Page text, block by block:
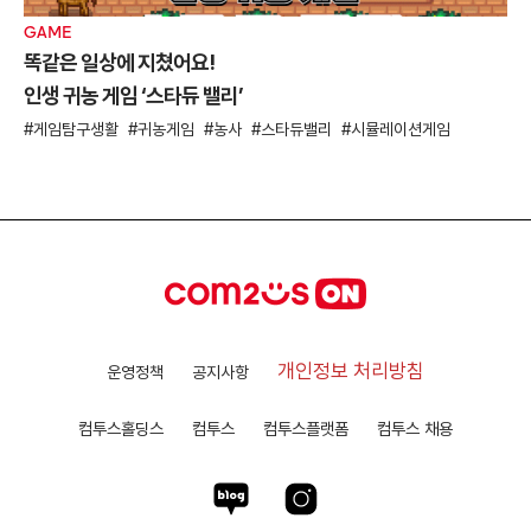
GAME
똑같은 일상에 지쳤어요!
인생 귀농 게임 ‘스타듀 밸리’
게임탐구생활 귀농게임 농사 스타듀밸리 시뮬레이션게임
운영정책 공지사항 개인정보 처리방침
컴투스홀딩스 컴투스 컴투스플랫폼 컴투스 채용